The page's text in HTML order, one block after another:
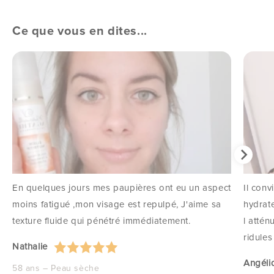
Ce que vous en dites...
En quelques jours mes paupières ont eu un aspect
moins fatigué ,mon visage est repulpé, J'aime sa
texture fluide qui pénétré immédiatement.
Nathalie
58 ans – Peau sèche
Il
l